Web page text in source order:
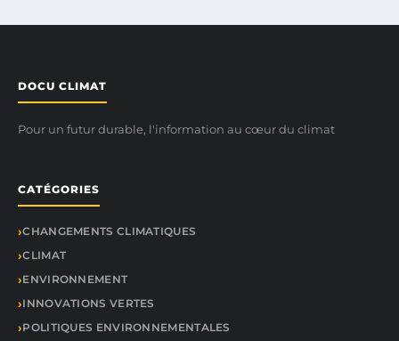
DOCU CLIMAT
Pour un futur durable, l'information au cœur du climat
CATÉGORIES
CHANGEMENTS CLIMATIQUES
CLIMAT
ENVIRONNEMENT
INNOVATIONS VERTES
POLITIQUES ENVIRONNEMENTALES